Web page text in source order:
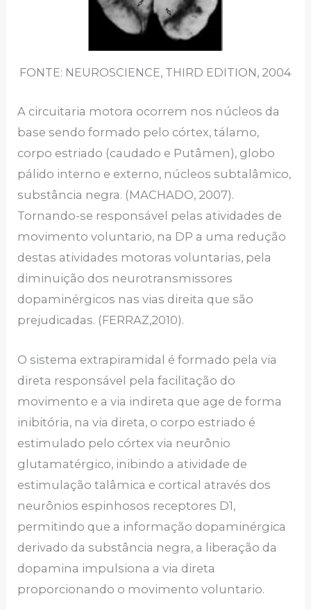
FONTE: NEUROSCIENCE, THIRD EDITION, 2004
A circuitaria motora ocorrem nos núcleos da
base sendo formado pelo córtex, tálamo,
corpo estriado (caudado e Putâmen), globo
pálido interno e externo, núcleos subtalâmico,
substância negra. (MACHADO, 2007).
Tornando-se responsável pelas atividades de
movimento voluntario, na DP a uma redução
destas atividades motoras voluntarias, pela
diminuição dos neurotransmissores
dopaminérgicos nas vias direita que são
prejudicadas. (FERRAZ,2010).
O sistema extrapiramidal é formado pela via
direta responsável pela facilitação do
movimento e a via indireta que age de forma
inibitória, na via direta, o corpo estriado é
estimulado pelo córtex via neurônio
glutamatérgico, inibindo a atividade de
estimulação talâmica e cortical através dos
neurônios espinhosos receptores D1,
permitindo que a informação dopaminérgica
derivado da substância negra, a liberação da
dopamina impulsiona a via direta
proporcionando o movimento voluntario.